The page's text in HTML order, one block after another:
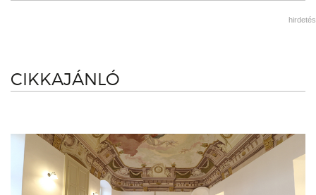
hirdetés
CIKKAJÁNLÓ